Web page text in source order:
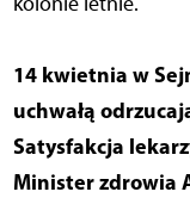
14 kwietnia w
uchwałą
Satysfakcja
Minister zdrowia